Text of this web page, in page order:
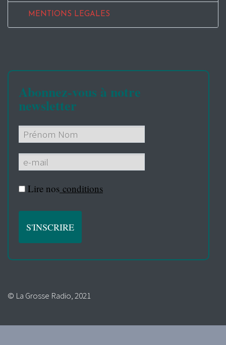
MENTIONS LEGALES
Abonnez-vous à notre
newsletter
Lire nos conditions
© La Grosse Radio, 2021